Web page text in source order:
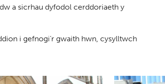
a sicrhau dyfodol cerddoriaeth y
i gefnogi’r gwaith hwn, cysylltwch